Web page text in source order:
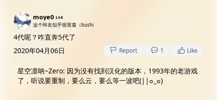
moye0 Lv4
这个咔友似乎很害羞（bushi
4代呢？咋直奔5代了
2020年04月06日
Report 1 Like
星空凛呐~Zero: 因为没有找到汉化的版本，1993年的老游戏
了，听说要重制，要么云，要么等一波吧(||๐_๐)